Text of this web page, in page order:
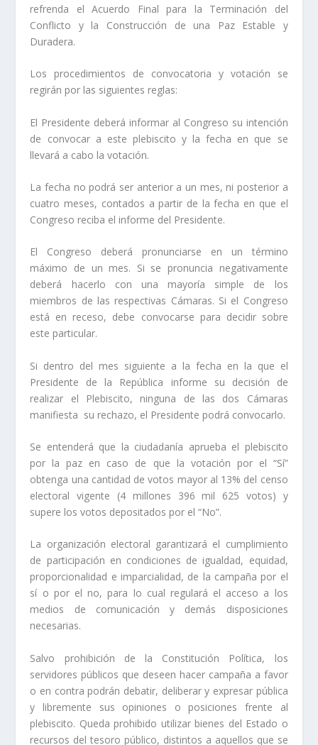
refrenda el Acuerdo Final para la Terminación del
Conflicto y la Construcción de una Paz Estable y
Duradera.
Los procedimientos de convocatoria y votación se
regirán por las siguientes reglas:
El Presidente deberá informar al Congreso su intención
de convocar a este plebiscito y la fecha en que se
llevará a cabo la votación.
La fecha no podrá ser anterior a un mes, ni posterior a
cuatro meses, contados a partir de la fecha en que el
Congreso reciba el informe del Presidente.
El Congreso deberá pronunciarse en un término
máximo de un mes. Si se pronuncia negativamente
deberá hacerlo con una mayoría simple de los
miembros de las respectivas Cámaras. Si el Congreso
está en receso, debe convocarse para decidir sobre
este particular.
Si dentro del mes siguiente a la fecha en la que el
Presidente de la República informe su decisión de
realizar el Plebiscito, ninguna de las dos Cámaras
manifiesta su rechazo, el Presidente podrá convocarlo.
Se entenderá que la ciudadanía aprueba el plebiscito
por la paz en caso de que la votación por el “Sí”
obtenga una cantidad de votos mayor al 13% del censo
electoral vigente (4 millones 396 mil 625 votos) y
supere los votos depositados por el “No”.
La organización electoral garantizará el cumplimiento
de participación en condiciones de igualdad, equidad,
proporcionalidad e imparcialidad, de la campaña por el
sí o por el no, para lo cual regulará el acceso a los
medios de comunicación y demás disposiciones
necesarias.
Salvo prohibición de la Constitución Política, los
servidores públicos que deseen hacer campaña a favor
o en contra podrán debatir, deliberar y expresar pública
y libremente sus opiniones o posiciones frente al
plebiscito. Queda prohibido utilizar bienes del Estado o
recursos del tesoro público, distintos a aquellos que se